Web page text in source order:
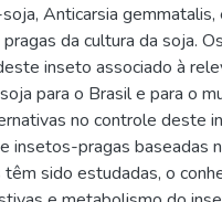
Anticarsia gemmatalis,
da cultura da soja.
inseto associado à
para o Brasil e para o
no controle deste
insetos-pragas baseadas
sido estudadas, o